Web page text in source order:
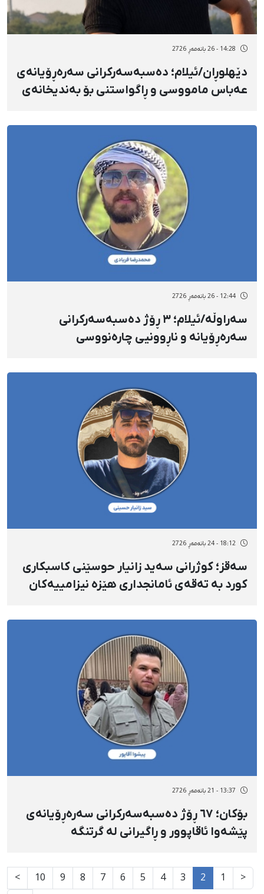
14:28 - 26 بانەمەڕ 2726
دێهلوڕان/ئیلام؛ دەسبەسەرکرانی سەرەڕۆیانەی
عەباس مامووسی و ڕاگواستنی بۆ بەندیخانەی
12:44 - 26 بانەمەڕ 2726
سەراوڵە/ئیلام؛ ٣ ڕۆژ دەسبەسەرکرانی
سەرەڕۆیانە و ناڕوونیی چارەنووسی
18:12 - 24 بانەمەڕ 2726
سەقز؛ کوژرانی سەید زانیار حوسێنی کاسبکاری
کورد بە تەقەی ئامانجداری هێزە نیزامییەکان
13:37 - 21 بانەمەڕ 2726
بۆکان؛ ٦٧ ڕۆژ دەسبەسەرکرانی سەرەڕۆیانەی
پێشەوا ئاقاپوور و ڕاگیرانی لە گرتنگە
<
1
2
3
4
5
6
7
8
9
10
>